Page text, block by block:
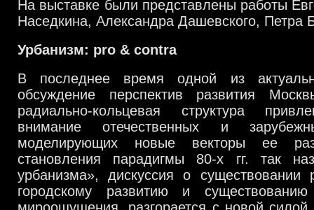
На выставке были представлены работы
Наседкина, Александра Дашевского, Петра
Урбанизм: pro & contra
В последнее время одной из
обсуждение перспектив развития
радиально-кольцевая структура
внимание отечественных и
моделирующих новые векторы ее
становления парадигмы 80-х гг. так
урбанизма», дискуссия о существовании
городскому развитию и